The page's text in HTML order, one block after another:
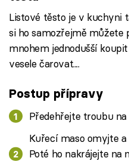
Listové těsto je v kuchyni
si ho samozřejmě můžete
mnohem jednodušší
vesele čarovat....
Postup přípravy
Předehřejte troubu na
Kuřecí maso omyjte a
Poté ho nakrájejte na